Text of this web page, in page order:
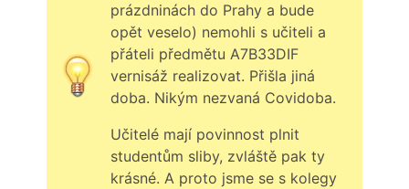
prázdninách do Prahy a bude
opět veselo) nemohli s učiteli a
přáteli předmětu A7B33DIF
vernisáž realizovat. Přišla jiná
doba. Nikým nezvaná Covidoba.
Učitelé mají povinnost plnit
studentům sliby, zvláště pak ty
krásné. A proto jsme se s kolegy